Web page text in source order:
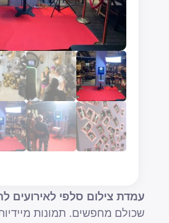
עמדת צילום סלפי לאירועים
שכולם מחפשים. תמונות